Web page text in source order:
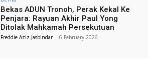
Bekas ADUN Tronoh, Perak Kekal Ke
Penjara: Rayuan Akhir Paul Yong
Ditolak Mahkamah Persekutuan
Freddie Aziz Jasbindar - 6 February 2026